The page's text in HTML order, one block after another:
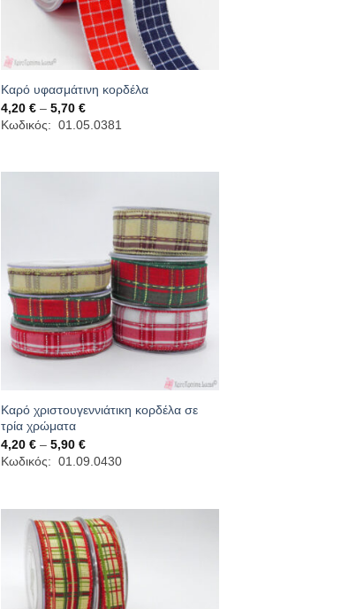
Καρό υφασμάτινη κορδέλα
4,20€ – 5,70€Price
range:
4,20 €
Κωδικός: 01.05.0381
Καρό χριστουγεννιάτικη κορδέλα σε
τρία χρώματα
4,20€ – 5,90€Price
range:
4,20 €
Κωδικός: 01.09.0430